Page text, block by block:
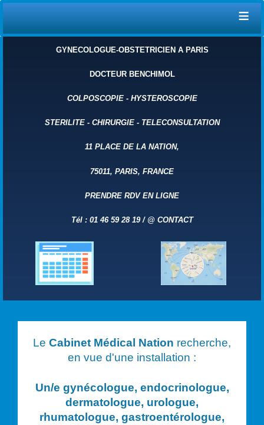
≡
GYNECOLOGUE-OBSTETRICIEN A PARIS
DOCTEUR BENCHIMOL
COLPOSCOPIE- HYSTEROSCOPIE
STERILITE- CHIRURGIE- TELECONSULTATION
11 PLACE DE LA NATION,
75011, PARIS, FRANCE
PRENDRE RDV EN LIGNE
Tél : 01 46 59 28 19 / @ CONTACT
Le Cabinet Médical Nation recherche,
en vue d'une installation :
Un/e gynécologue, endocrinologue,
dermatologue, urologue,
rhumatologue, gastroentérologue,